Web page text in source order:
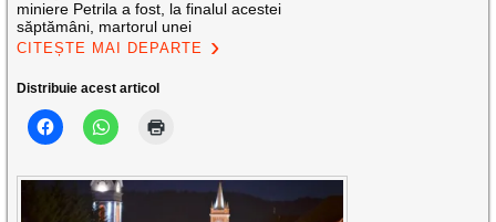
miniere Petrila a fost, la finalul acestei
săptămâni, martorul unei
CITEȘTE MAI DEPARTE
Distribuie acest articol